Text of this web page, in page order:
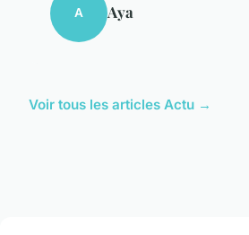
A Aya
Voir tous les articles Actu →